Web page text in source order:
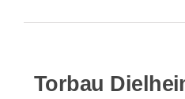
Torbau